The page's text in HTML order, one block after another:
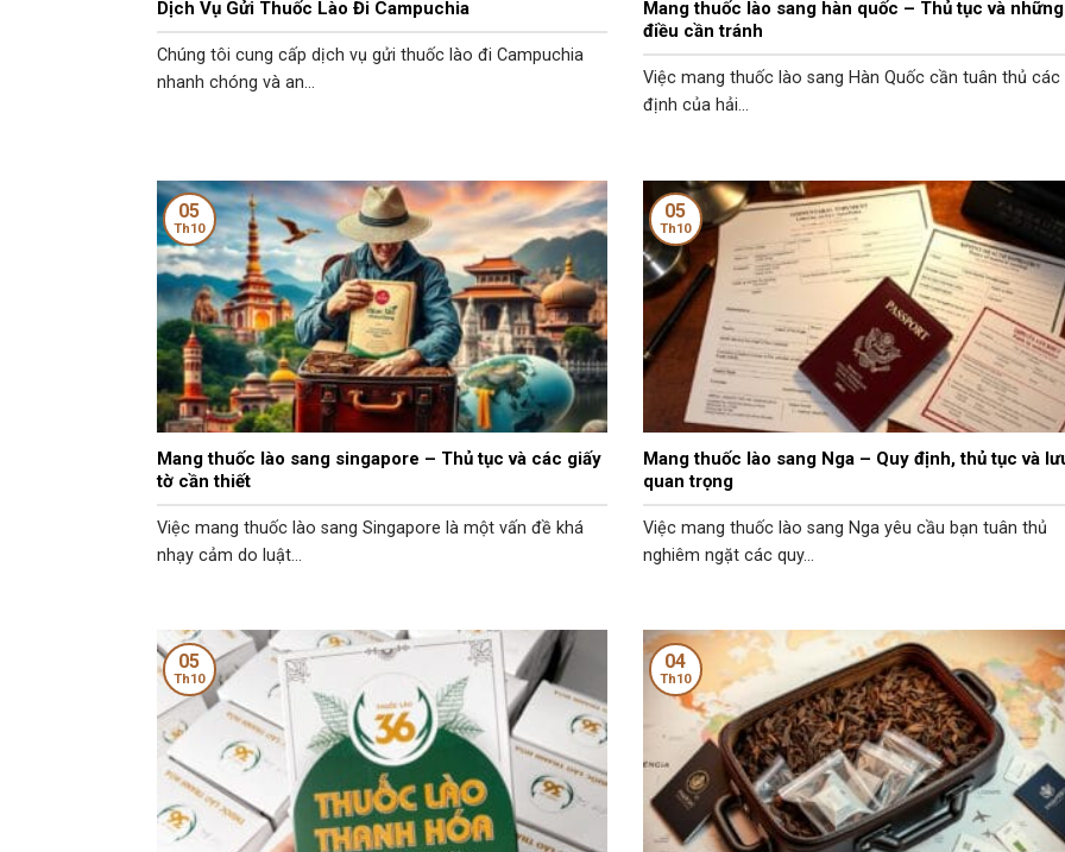
Dịch Vụ Gửi Thuốc Lào Đi Campuchia
Chúng tôi cung cấp dịch vụ gửi thuốc lào đi Campuchia
nhanh chóng và an...
Mang thuốc lào sang hàn quốc – Thủ tục và những
điều cần tránh
Việc mang thuốc lào sang Hàn Quốc cần tuân thủ các
định của hải...
Mang thuốc lào sang singapore – Thủ tục và các giấy
tờ cần thiết
Việc mang thuốc lào sang Singapore là một vấn đề khá
nhạy cảm do luật...
05
Th10
Mang thuốc lào sang Nga – Quy định, thủ tục và
quan trọng
Việc mang thuốc lào sang Nga yêu cầu bạn tuân thủ
nghiêm ngặt các quy...
05
Th10
05
Th10
04
Th10